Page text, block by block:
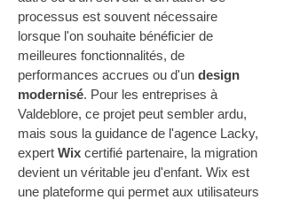
processus est souvent nécessaire
lorsque l'on souhaite bénéficier de
meilleures fonctionnalités, de
performances accrues ou d'un design
modernisé. Pour les entreprises à
Valdeblore, ce projet peut sembler ardu,
mais sous la guidance de l'agence Lacky,
expert Wix certifié partenaire, la migration
devient un véritable jeu d'enfant. Wix est
une plateforme qui permet aux utilisateurs